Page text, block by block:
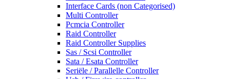
Interface Cards (non Categorised)
Multi Controller
Pcmcia Controller
Raid Controller
Raid Controller Supplies
Sas / Scsi Controller
Sata / Esata Controller
Seriële / Parallelle Controller